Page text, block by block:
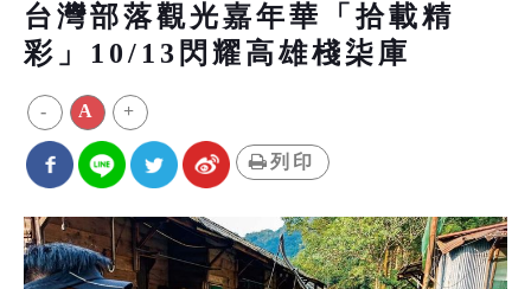
台灣部落觀光嘉年華「拾載精
彩」10/13閃耀高雄棧柒庫
- A +
列印